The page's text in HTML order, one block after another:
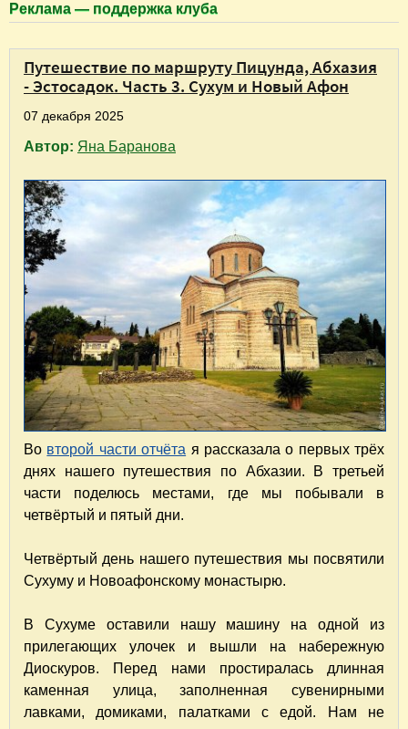
Реклама — поддержка клуба
Путешествие по маршруту Пицунда, Абхазия
- Эстосадок. Часть 3. Сухум и Новый Афон
07 декабря 2025
Автор: Яна Баранова
Во второй части отчёта я рассказала о первых трёх
днях нашего путешествия по Абхазии. В третьей
части поделюсь местами, где мы побывали в
четвёртый и пятый дни.
Четвёртый день нашего путешествия мы посвятили
Сухуму и Новоафонскому монастырю.
В Сухуме оставили нашу машину на одной из
прилегающих улочек и вышли на набережную
Диоскуров. Перед нами простиралась длинная
каменная улица, заполненная сувенирными
лавками, домиками, палатками с едой. Нам не